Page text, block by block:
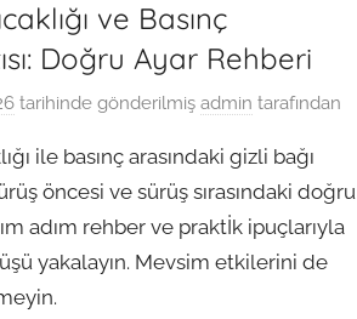
ve Basınç
Doğru Ayar Rehberi
tarihinde gönderilmiş admin tarafından
ile basınç arasındaki gizli bağı
öncesi ve sürüş sırasındaki doğru
adım rehber ve praktİk ipuçlarıyla
yakalayın. Mevsim etkilerini de